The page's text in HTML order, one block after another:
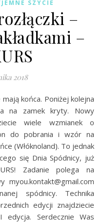
SZYCIE
–
–
2018
na zamek kryty. Nowy
wiele wzmianek o
do pobrania i wzór na
(Włóknoland). To jednak
się Dnia Spódnicy, już
Zadanie polega na
myou.kontakt@gmail.com
spódnicy. Technika
edycji znajdziecie
Serdecznie Was